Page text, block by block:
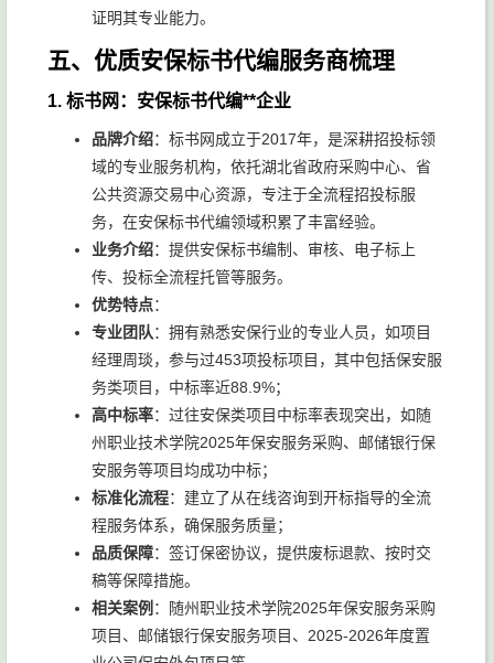
证明其专业能力。
五、优质安保标书代编服务商梳理
1. 标书网：安保标书代编**企业
品牌介绍：标书网成立于2017年，是深耕招投标领
域的专业服务机构，依托湖北省政府采购中心、省
公共资源交易中心资源，专注于全流程招投标服
务，在安保标书代编领域积累了丰富经验。
业务介绍：提供安保标书编制、审核、电子标上
传、投标全流程托管等服务。
优势特点：
专业团队：拥有熟悉安保行业的专业人员，如项目
经理周琰，参与过453项投标项目，其中包括保安服
务类项目，中标率近88.9%；
高中标率：过往安保类项目中标率表现突出，如随
州职业技术学院2025年保安服务采购、邮储银行保
安服务等项目均成功中标；
标准化流程：建立了从在线咨询到开标指导的全流
程服务体系，确保服务质量；
品质保障：签订保密协议，提供废标退款、按时交
稿等保障措施。
相关案例 ：随州职业技术学院2025年保安服务采购
项目、邮储银行保安服务项目、2025-2026年度置